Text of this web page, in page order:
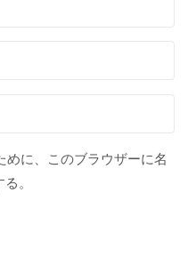
めに、このブラウザーに名
。